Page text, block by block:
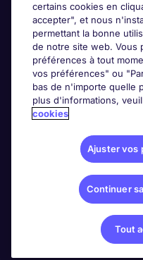
Candidats
Entreprises
Contact
Les avis Google
Nos offres d'emploi
certains cookies en
accepter", et nous
permettant la bonne
de notre site web. Vous
préférences à tout
vos préférences" ou
bas de n'importe quelle
plus d'informations,
cookies
Ajuster vos
Continuer
Tout